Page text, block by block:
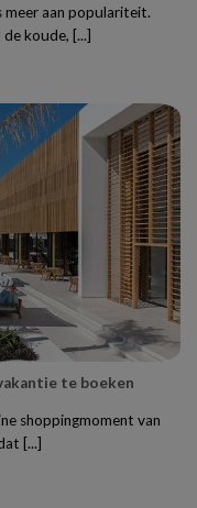
meer aan populariteit.
koude, [...]
te boeken
shoppingmoment van
[...]